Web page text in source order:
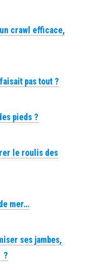
crawl efficace,
pas tout ?
pieds ?
le roulis des
mer…
ses jambes,
?